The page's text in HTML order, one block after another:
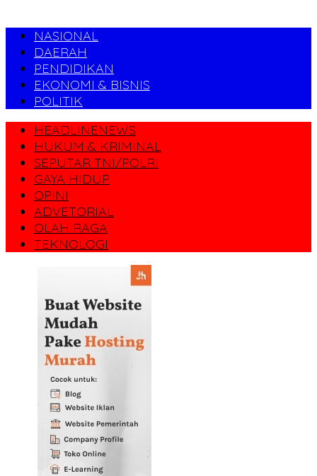
NASIONAL
DAERAH
PENDIDIKAN
EKONOMI & BISNIS
POLITIK
HEADLINENEWS
HUKUM & KRIMINAL
SEPUTAR TNI/POLRI
GAYA HIDUP
OPINI
ADVETORIAL
OLAH RAGA
TEKNOLOGI